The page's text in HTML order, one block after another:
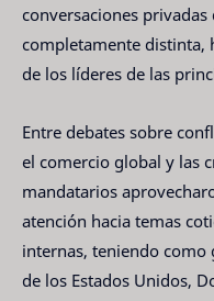
conversaciones
completamente
de los líderes de las
Entre debates sobre
el comercio global y las
mandatarios
atención hacia temas
internas, teniendo
de los Estados Unidos,